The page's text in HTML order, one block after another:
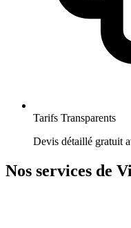
Tarifs Transparents
Devis détaillé gratuit
Nos services de